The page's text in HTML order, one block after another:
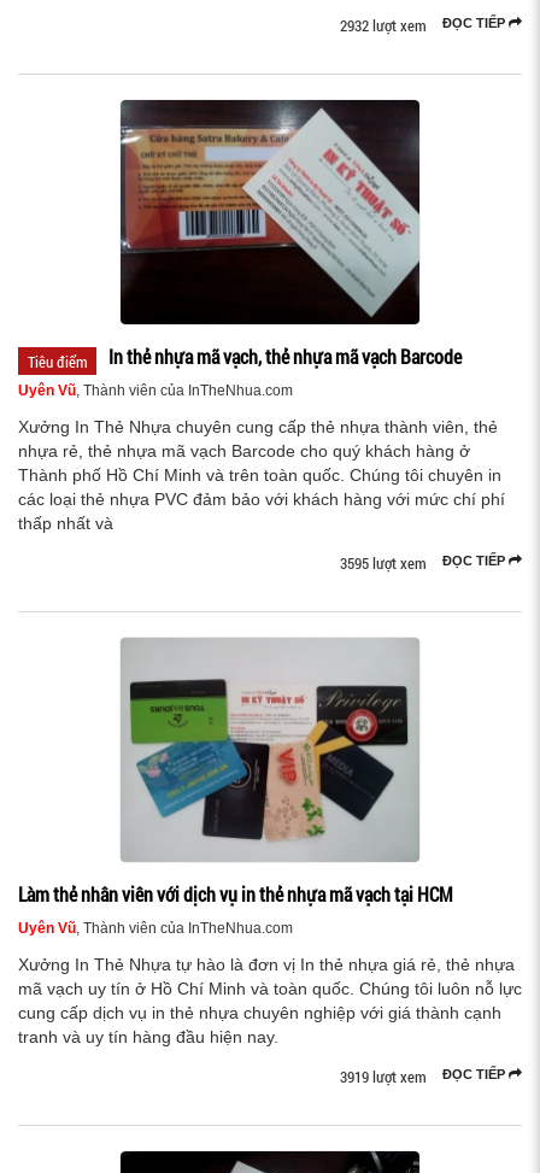
ĐỌC TIẾP
2932 lượt xem
Tiêu điểm In thẻ nhựa mã vạch, thẻ nhựa mã vạch Barcode
Uyên Vũ, Thành viên của InTheNhua.com
Xưởng In Thẻ Nhựa chuyên cung cấp thẻ nhựa thành viên, thẻ
nhựa rẻ, thẻ nhựa mã vạch Barcode cho quý khách hàng ở
Thành phố Hồ Chí Minh và trên toàn quốc. Chúng tôi chuyên in
các loại thẻ nhựa PVC đảm bảo với khách hàng với mức chí phí
thấp nhất và
ĐỌC TIẾP
3595 lượt xem
Làm thẻ nhân viên với dịch vụ in thẻ nhựa mã vạch tại HCM
Uyên Vũ, Thành viên của InTheNhua.com
Xưởng In Thẻ Nhựa tự hào là đơn vị In thẻ nhựa giá rẻ, thẻ nhựa
mã vạch uy tín ở Hồ Chí Minh và toàn quốc. Chúng tôi luôn nỗ lực
cung cấp dịch vụ in thẻ nhựa chuyên nghiệp với giá thành cạnh
tranh và uy tín hàng đầu hiện nay.
ĐỌC TIẾP
3919 lượt xem